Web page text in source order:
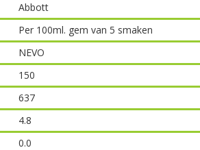
Abbott
Per 100ml. gem van 5 smaken
NEVO
150
637
4.8
0.0